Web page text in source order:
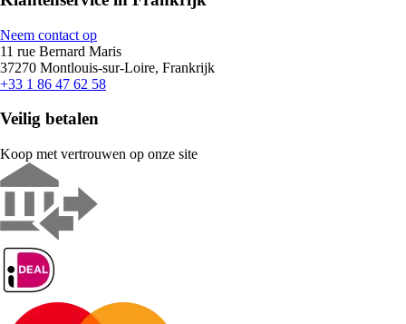
Neem contact op
11 rue Bernard Maris
37270 Montlouis-sur-Loire, Frankrijk
+33 1 86 47 62 58
Veilig betalen
Koop met vertrouwen op onze site